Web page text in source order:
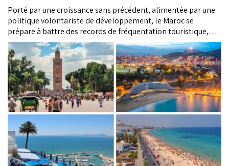
Porté par une croissance sans précédent, alimentée par une
politique volontariste de développement, le Maroc se
prépare à battre des records de fréquentation touristique,
écrit, jeudi, le journal français «Le Figaro».